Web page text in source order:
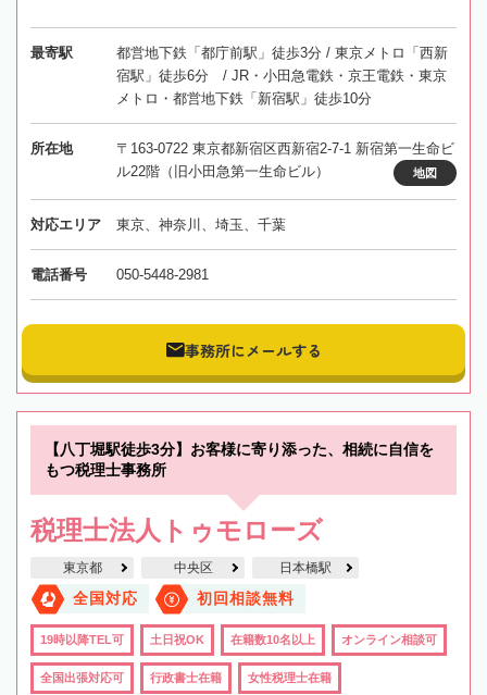
最寄駅
都営地下鉄「都庁前駅」徒歩3分 / 東京メトロ「西新
宿駅」徒歩6分 / JR・小田急電鉄・京王電鉄・東京
メトロ・都営地下鉄「新宿駅」徒歩10分
所在地
〒163-0722 東京都新宿区西新宿2-7-1 新宿第一生命ビ
ル22階（旧小田急第一生命ビル）
地図
対応エリア 東京、神奈川、埼玉、千葉
電話番号 050-5448-2981
事務所にメールする
【八丁堀駅徒歩3分】お客様に寄り添った、相続に自信を
もつ税理士事務所
税理士法人トゥモローズ
東京都 中央区 日本橋駅
全国対応 初回相談無料
19時以降TEL可 土日祝OK 在籍数10名以上 オンライン相談可
全国出張対応可 行政書士在籍 女性税理士在籍